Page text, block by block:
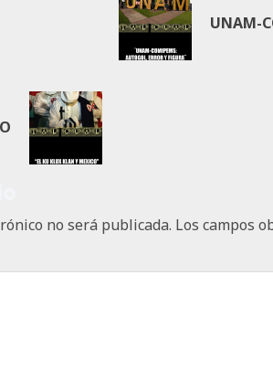
UNAM-
no será publicada. Los campos